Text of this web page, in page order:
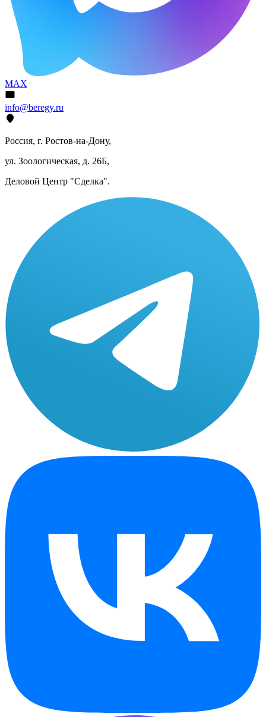
MAX
info@beregy.ru
Россия, г. Ростов-на-Дону,
ул. Зоологическая, д. 26Б,
Деловой Центр "Сделка".